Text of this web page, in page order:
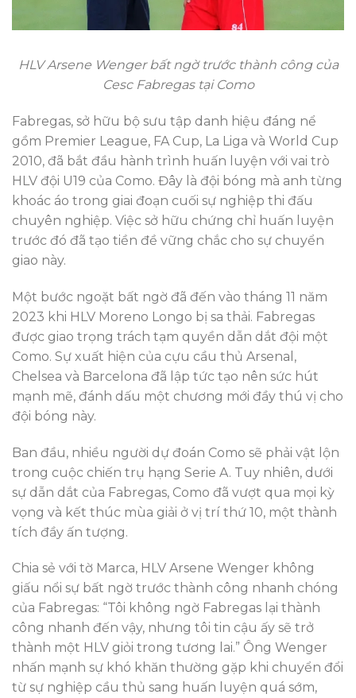
HLV Arsene Wenger bất ngờ trước thành công của
Cesc Fabregas tại Como
Fabregas, sở hữu bộ sưu tập danh hiệu đáng nể
gồm Premier League, FA Cup, La Liga và World Cup
2010, đã bắt đầu hành trình huấn luyện với vai trò
HLV đội U19 của Como. Đây là đội bóng mà anh từng
khoác áo trong giai đoạn cuối sự nghiệp thi đấu
chuyên nghiệp. Việc sở hữu chứng chỉ huấn luyện
trước đó đã tạo tiền đề vững chắc cho sự chuyển
giao này.
Một bước ngoặt bất ngờ đã đến vào tháng 11 năm
2023 khi HLV Moreno Longo bị sa thải. Fabregas
được giao trọng trách tạm quyền dẫn dắt đội một
Como. Sự xuất hiện của cựu cầu thủ Arsenal,
Chelsea và Barcelona đã lập tức tạo nên sức hút
mạnh mẽ, đánh dấu một chương mới đầy thú vị cho
đội bóng này.
Ban đầu, nhiều người dự đoán Como sẽ phải vật lộn
trong cuộc chiến trụ hạng Serie A. Tuy nhiên, dưới
sự dẫn dắt của Fabregas, Como đã vượt qua mọi kỳ
vọng và kết thúc mùa giải ở vị trí thứ 10, một thành
tích đầy ấn tượng.
Chia sẻ với tờ Marca, HLV Arsene Wenger không
giấu nổi sự bất ngờ trước thành công nhanh chóng
của Fabregas: “Tôi không ngờ Fabregas lại thành
công nhanh đến vậy, nhưng tôi tin cậu ấy sẽ trở
thành một HLV giỏi trong tương lai.” Ông Wenger
nhấn mạnh sự khó khăn thường gặp khi chuyển đổi
từ sự nghiệp cầu thủ sang huấn luyện quá sớm,